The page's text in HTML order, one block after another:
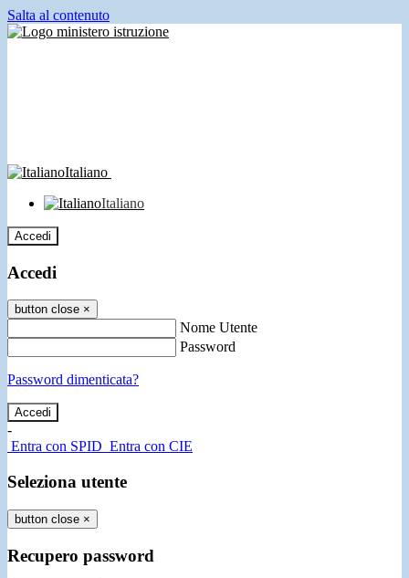
Salta al contenuto
Italiano
Italiano
Accedi
Accedi
button close ×
Nome Utente
Password
Password dimenticata?
-
Entra con SPID Entra con CIE
Seleziona utente
button close ×
Recupero password